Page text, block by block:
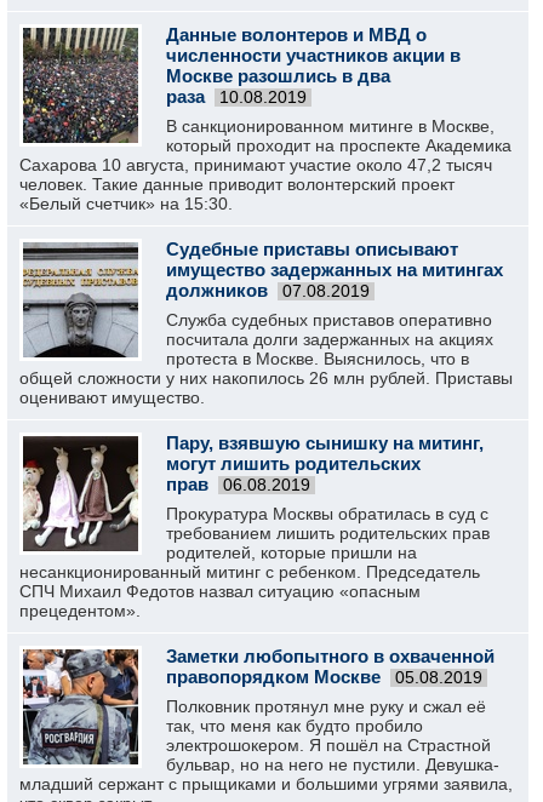
Данные волонтеров и МВД о
численности участников акции в
Москве разошлись в два
раза
10.08.2019
В санкционированном митинге в Москве,
который проходит на проспекте Академика
Сахарова 10 августа, принимают участие около 47,2 тысяч
человек. Такие данные приводит волонтерский проект
«Белый счетчик» на 15:30.
Судебные приставы описывают
имущество задержанных на митингах
должников
07.08.2019
Служба судебных приставов оперативно
посчитала долги задержанных на акциях
протеста в Москве. Выяснилось, что в
общей сложности у них накопилось 26 млн рублей. Приставы
оценивают имущество.
Пару, взявшую сынишку на митинг,
могут лишить родительских
прав
06.08.2019
Прокуратура Москвы обратилась в суд с
требованием лишить родительских прав
родителей, которые пришли на
несанкционированный митинг с ребенком. Председатель
СПЧ Михаил Федотов назвал ситуацию «опасным
прецедентом».
Заметки любопытного в охваченной
правопорядком Москве
05.08.2019
Полковник протянул мне руку и сжал её
так, что меня как будто пробило
электрошокером. Я пошёл на Страстной
бульвар, но на него не пустили. Девушка-
младший сержант с прыщиками и большими угрями заявила,